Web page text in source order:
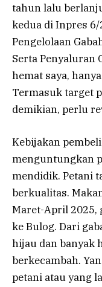
tahun lalu
kedua di Inpres 6/
Pengelolaan
Serta Penyaluran
hemat saya,
Termasuk target
demikian, perlu
Kebijakan
menguntungkan
mendidik. Petani
berkualitas.
Maret-April 2025,
ke Bulog. Dari
hijau dan banyak
berkecambah.
petani atau yang